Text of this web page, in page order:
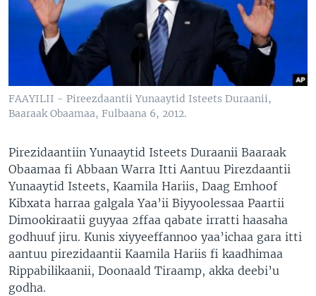
FAAYILII - Pireezdaantii Yunaaytid Isteets Duraanii,
Baaraak Obaamaa, Fulbaana 6, 2012.
Pirezidaantiin Yunaaytid Isteets Duraanii Baaraak
Obaamaa fi Abbaan Warra Itti Aantuu Pirezdaantii
Yunaaytid Isteets, Kaamila Hariis, Daag Emhoof
Kibxata harraa galgala Yaa’ii Biyyoolessaa Paartii
Dimookiraatii guyyaa 2ffaa qabate irratti haasaha
godhuuf jiru. Kunis xiyyeeffannoo yaa’ichaa gara itti
aantuu pirezidaantii Kaamila Hariis fi kaadhimaa
Rippabilikaanii, Doonaald Tiraamp, akka deebi’u
godha.